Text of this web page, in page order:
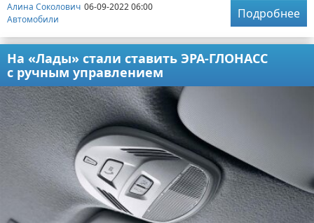
Алина Соколович 06-09-2022 06:00
Автомобили
Подробнее
На «Лады» стали ставить ЭРА-ГЛОНАСС
с ручным управлением